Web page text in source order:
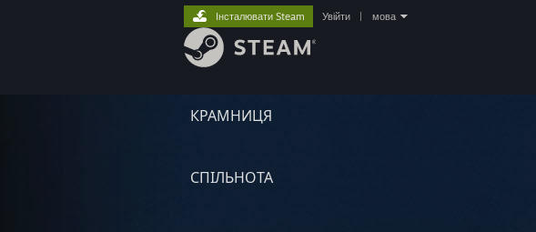
КРАМНИЦЯ
СПІЛЬНОТА
Інсталювати Steam Увійти мова